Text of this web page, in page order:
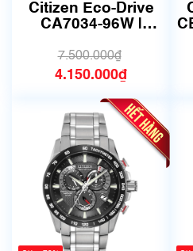
dụng, hàng đẹp, có chút
xước dăm)
Citizen Eco-Drive
CA7034-96W |
size 41mm | Mã số
6655
7.500.000₫
4.150.000₫